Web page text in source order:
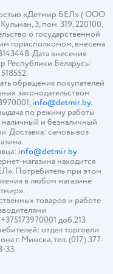
«Детмир БЕЛ» ( ООО
3, пом. 319, 220100,
о государственной
горисполкомом, внесена
Дата внесения
Республики Беларусь:
обращения покупателей
законодательством
info@detmir.by.
по режиму работы
и безналичный
Доставка: самовывоз
info@detmir.by
магазина находится
Потребитель при этом
в любом магазине
товаров и работе
доб.213
отдел торговли
г. Минска, тел. (017) 377-
33.